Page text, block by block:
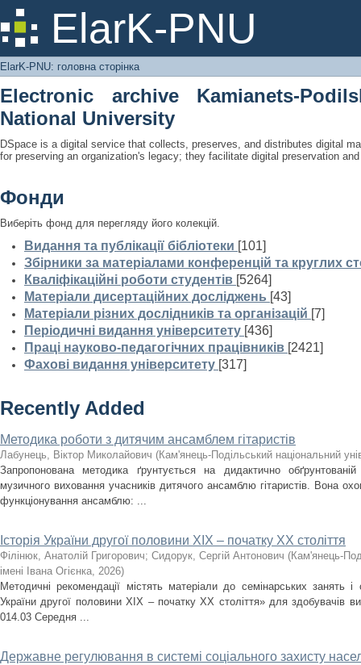
ElarK-PNU
ElarK-PNU: головна сторінка
ElarK-PNU: головна сторінка
Electronic archive Kamianets-
National University
DSpace is a digital service that collects, preserves, and distributes digital
for preserving an organization's legacy; they facilitate digital preservation
Фонди
Виберіть фонд для перегляду його колекцій.
Видання та публікації бібліотеки [101]
Збірники за матеріалами конференцій та круглих
Кваліфікаційні роботи студентів [5264]
Матеріали дисертаційних досліджень [43]
Матеріали різних дослідників та організацій [7]
Періодичні видання університету [436]
Праці науково-педагогічних працівників [2421]
Фахові видання університету [317]
Recently Added
Методика роботи з дитячим ансамблем гітаристів
Лабунець, Віктор Миколайович (Кам'янець-Подільський національний
Запропонована методика ґрунтується на дидактично
музичного виховання учасників дитячого ансамблю гітаристів. Вона
функціонування ансамблю: ...
Історія України другої половини XIX – початку ХХ століття
Філінюк, Анатолій Григорович; Сидорук, Сергій Антонович (Кам'янець-
імені Івана Огієнка, 2026)
Методичні рекомендації містять матеріали до семінарських занять і
України другої половини ХІХ – початку ХХ століття» для здобувачів
014.03 Середня ...
Державне регулювання в системі соціального захисту